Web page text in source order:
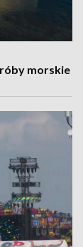
morskie